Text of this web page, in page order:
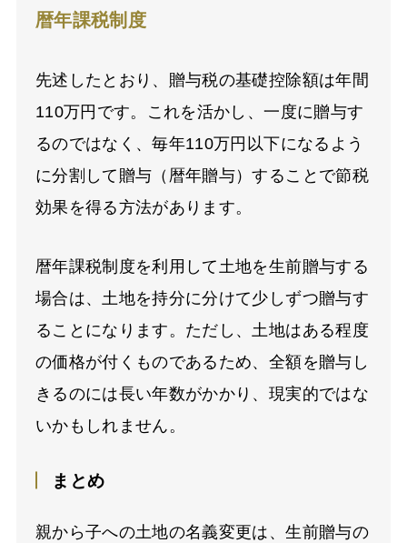
暦年課税制度
先述したとおり、贈与税の基礎控除額は年間
110万円です。これを活かし、一度に贈与す
るのではなく、毎年110万円以下になるよう
に分割して贈与（暦年贈与）することで節税
効果を得る方法があります。
暦年課税制度を利用して土地を生前贈与する
場合は、土地を持分に分けて少しずつ贈与す
ることになります。ただし、土地はある程度
の価格が付くものであるため、全額を贈与し
きるのには長い年数がかかり、現実的ではな
いかもしれません。
まとめ
親から子への土地の名義変更は、生前贈与の